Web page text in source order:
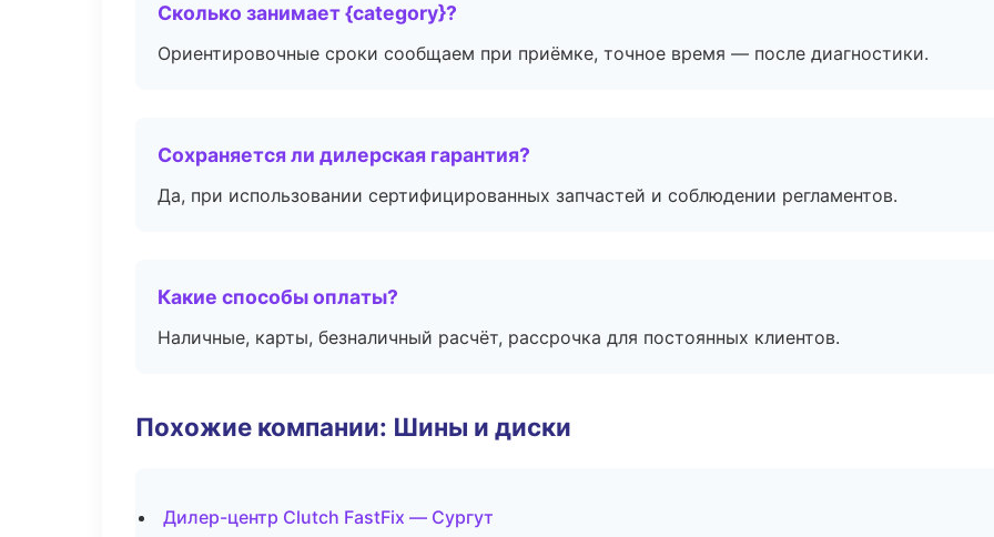
Сколько занимает {category}?
Ориентировочные сроки сообщаем при приёмке, точное время — после диагностики.
Сохраняется ли дилерская гарантия?
Да, при использовании сертифицированных запчастей и соблюдении регламентов.
Какие способы оплаты?
Наличные, карты, безналичный расчёт, рассрочка для постоянных клиентов.
Похожие компании: Шины и диски
Дилер-центр Clutch FastFix — Сургут